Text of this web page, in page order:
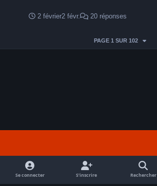
2 février2 févr. 20 réponses
PAGE 1 SUR 102
Se connecter S’inscrire Rechercher